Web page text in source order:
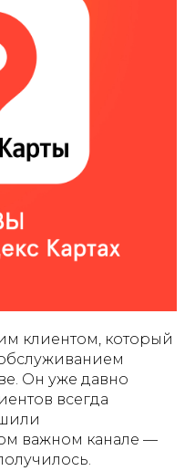
клиентом, который
Он уже давно
всегда
важном канале —